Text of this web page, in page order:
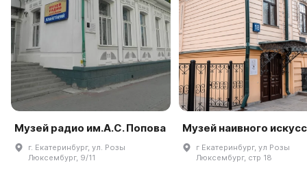
Музей радио им.А.С. Попова
г. Екатеринбург, ул. Розы
Люксембург, 9/11
Музей наивного
г Екатеринбург, ул Розы
Люксембург, стр 18